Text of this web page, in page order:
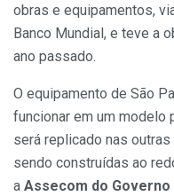
obras e equipamentos,
Banco Mundial, e teve a
ano passado.
O equipamento de São
funcionar em um modelo
será replicado nas
sendo construídas ao
a Assecom do Governo